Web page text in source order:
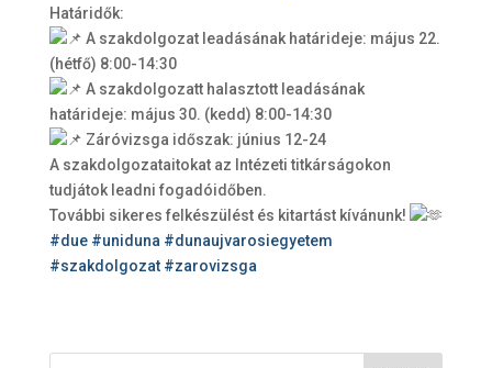
Határidők:
A szakdolgozat leadásának határideje: május 22.
(hétfő) 8:00-14:30
A szakdolgozatt halasztott leadásának
határideje: május 30. (kedd) 8:00-14:30
Záróvizsga időszak: június 12-24
A szakdolgozataitokat az Intézeti titkárságokon
tudjátok leadni fogadóidőben.
További sikeres felkészülést és kitartást kívánunk!
#due #uniduna #dunaujvarosiegyetem
#szakdolgozat #zarovizsga